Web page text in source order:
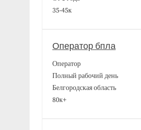
35-45к
Оператор бпла
Оператор
Полный рабочий день
Белгородская область
80к+